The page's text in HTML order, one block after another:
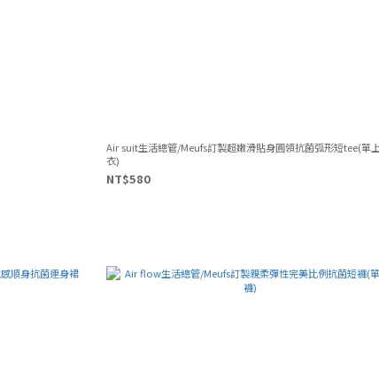
Air suit生活總管/Meufs訂製超嫩滑貼身圓領抗菌弧形短tee(單上
衣)
NT$580